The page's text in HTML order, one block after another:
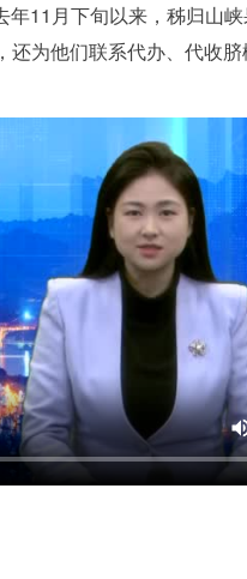
年11月下旬以来，秭归山
为他们联系代办、代收